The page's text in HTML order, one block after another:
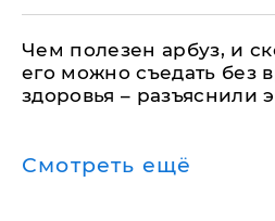
Чем полезен арбуз, и
его можно съедать без
здоровья – разъяснили
Смотреть ещё